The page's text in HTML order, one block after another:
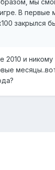
В
закрылся
и